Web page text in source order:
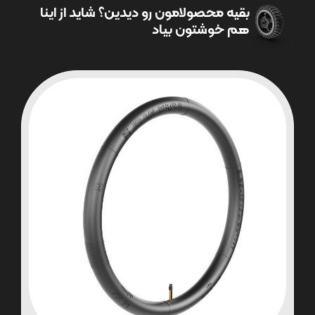
بقیه محصولامون رو دیدین؟ شاید از اینا
هم خوشتون بیاد